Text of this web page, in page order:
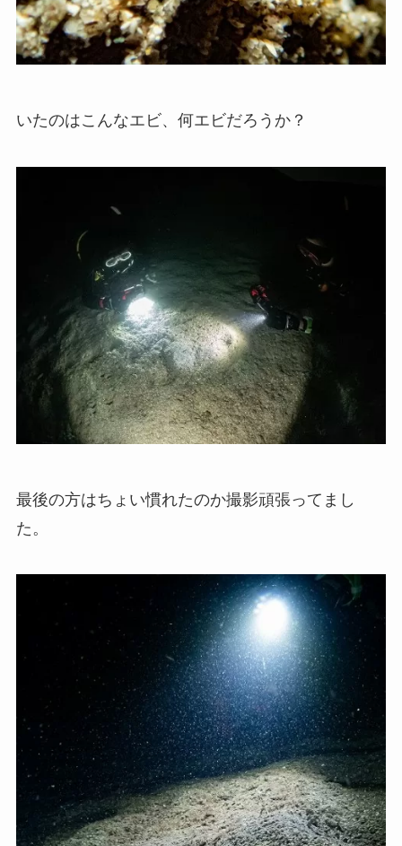
いたのはこんなエビ、何エビだろうか？
最後の方はちょい慣れたのか撮影頑張ってまし
た。